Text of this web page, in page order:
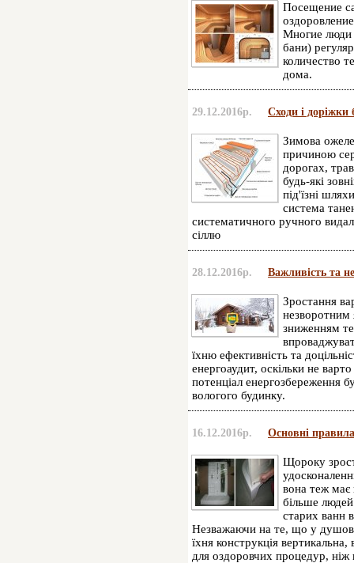
Посещение
Многие люди
бани)
количество
дома.
29.12.2016р. Сходи і доріжки
Зимова
причиною
дорогах,
будь-які
під'їзні
система
систематичного ручного
сіллю
28.12.2016р. Важливість та
Зростання
зниженням
їхню ефективність та
енергоаудит, оскільки не
потенціал енергозбереження
вологого будинку.
16.12.2016р. Основні
Щороку
вона теж має
більше
старих ванн
Незважаючи на те, що у
їхня конструкція
для оздоровчих процедур, ніж